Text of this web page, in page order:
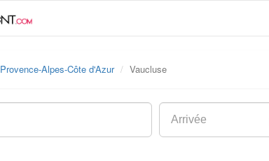
Provence-Alpes-Côte d'Azur Vaucluse